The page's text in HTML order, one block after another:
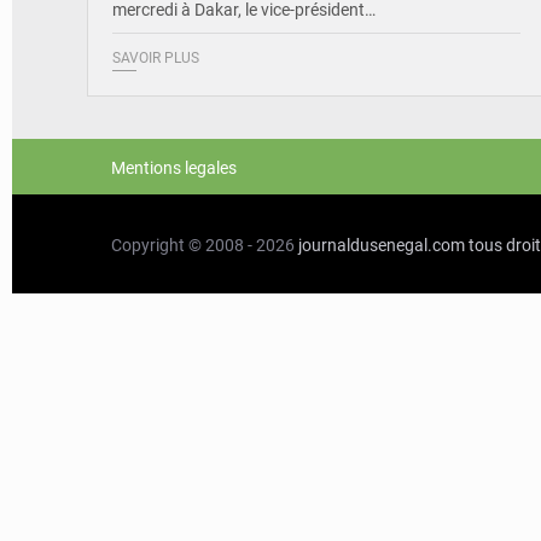
mercredi à Dakar, le vice-président…
SAVOIR PLUS
Mentions legales
Copyright © 2008 - 2026 journaldusenegal.comtous